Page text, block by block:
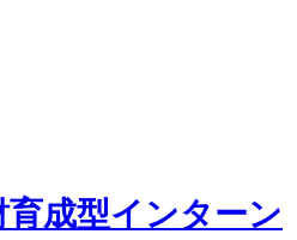
成型インターン